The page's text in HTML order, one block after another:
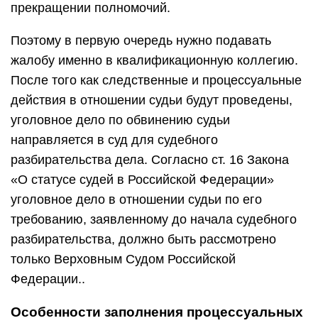
прекращении полномочий.
Поэтому в первую очередь нужно подавать
жалобу именно в квалификационную коллегию.
После того как следственные и процессуальные
действия в отношении судьи будут проведены,
уголовное дело по обвинению судьи
направляется в суд для судебного
разбирательства дела. Согласно ст. 16 Закона
«О статусе судей в Российской Федерации»
уголовное дело в отношении судьи по его
требованию, заявленному до начала судебного
разбирательства, должно быть рассмотрено
только Верховным Судом Российской
Федерации..
Особенности заполнения процессуальных